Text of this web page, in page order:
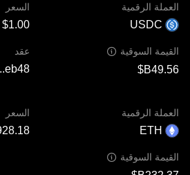
العملة الرقمية
USDC
السعر
القيمة السوقية عقد
العملة الرقمية
ETH
السعر
القيمة السوقية